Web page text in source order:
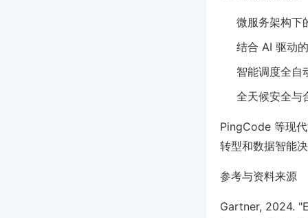
微服务架构下
结合 AI 驱动
智能调度全自
全天候安全与
PingCode 等现
转型和数据智能
参考与资料来源
Gartner, 2024.